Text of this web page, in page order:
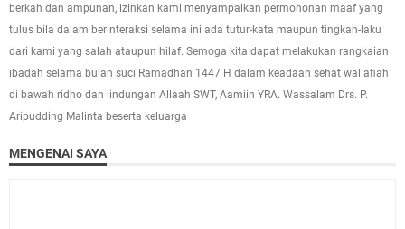
berkah dan ampunan, izinkan kami menyampaikan permohonan maaf yang
tulus bila dalam berinteraksi selama ini ada tutur-kata maupun tingkah-laku
dari kami yang salah ataupun hilaf. Semoga kita dapat melakukan rangkaian
ibadah selama bulan suci Ramadhan 1447 H dalam keadaan sehat wal afiah
di bawah ridho dan lindungan Allaah SWT, Aamiin YRA. Wassalam Drs. P.
Aripudding Malinta beserta keluarga
MENGENAI SAYA